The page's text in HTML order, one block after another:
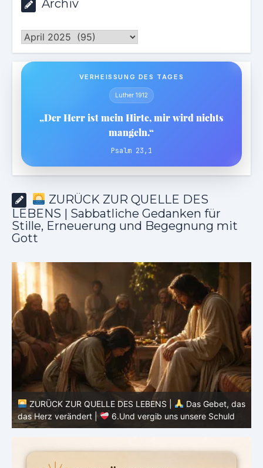
Archiv
Archiv
VERHEISSUNG DES TAGES
Luther 1912
„Der Herr ist mein Hirte, mir wird nichts
mangeln.“
Psalm 23,1
ZURÜCK ZUR QUELLE DES
LEBENS | Sabbatliche Gedanken für
Stille, Erneuerung und Begegnung mit
Gott
ZURÜCK ZUR QUELLE DES LEBENS |
Das Gebet, das
das Herz verändert |
6.Und vergib uns unsere Schuld